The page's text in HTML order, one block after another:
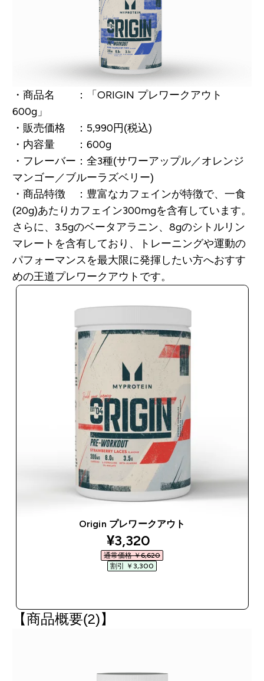
・商品名 ：「ORIGIN プレワークアウト
600g」
・販売価格 ：5,990円(税込)
・内容量 ：600g
・フレーバー：全3種(サワーアップル／オレンジ
マンゴー／ブルーラズベリー)
・商品特徴 ：豊富なカフェインが特徴で、一食
(20g)あたりカフェイン300mgを含有しています。
さらに、3.5gのベータアラニン、8gのシトルリン
マレートを含有しており、トレーニングや運動の
パフォーマンスを最大限に発揮したい方へおすす
めの王道プレワークアウトです。
Origin プレワークアウト
discounted price
¥3,320‎
通常価格 ￥6,620‎
割引 ￥3,300‎
【商品概要(2)】